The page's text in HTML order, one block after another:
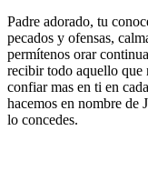
Padre adorado, tu
pecados y ofensas,
permítenos orar
recibir todo aquello que
confiar mas en ti en
hacemos en nombre de
lo concedes.